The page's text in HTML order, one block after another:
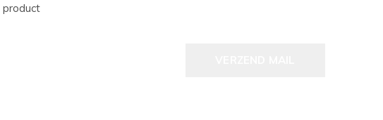
product